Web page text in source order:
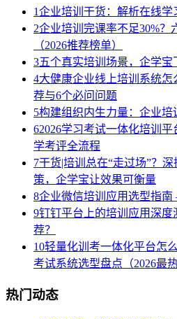
1企业培训干货：解析在线学
2企业培训完课率不足30%？
（2026推荐榜单）
3五个真实培训场景，企学
4大健康企业线上培训系统怎
荐与6个必问问题
5构建组织内生力量：企业
62026学习考试一体化培训
学考评全流程
7干货|培训总在“走过场”？
策，企学宝让效果可衡量
8企业微信培训应用选型指
9钉钉平台上的培训应用深
荐？
10轻量化训考一体化平台怎
考试系统选型盘点（2026最热
热门动态